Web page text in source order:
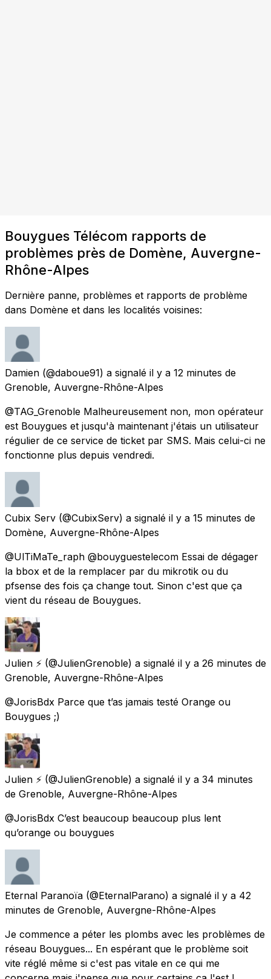
Bouygues Télécom rapports de
problèmes près de Domène, Auvergne-
Rhône-Alpes
Dernière panne, problèmes et rapports de problème
dans Domène et dans les localités voisines:
Damien (@daboue91) a signalé il y a 12 minutes de
Grenoble, Auvergne-Rhône-Alpes
@TAG_Grenoble Malheureusement non, mon opérateur
est Bouygues et jusqu'à maintenant j'étais un utilisateur
régulier de ce service de ticket par SMS. Mais celui-ci ne
fonctionne plus depuis vendredi.
Cubix Serv (@CubixServ) a signalé il y a 15 minutes de
Domène, Auvergne-Rhône-Alpes
@UlTiMaTe_raph @bouyguestelecom Essai de dégager
la bbox et de la remplacer par du mikrotik ou du
pfsense des fois ça change tout. Sinon c'est que ça
vient du réseau de Bouygues.
Julien ⚡️ (@JulienGrenoble) a signalé il y a 26 minutes de
Grenoble, Auvergne-Rhône-Alpes
@JorisBdx Parce que t’as jamais testé Orange ou
Bouygues ;)
Julien ⚡️ (@JulienGrenoble) a signalé il y a 34 minutes
de Grenoble, Auvergne-Rhône-Alpes
@JorisBdx C’est beaucoup beaucoup plus lent
qu’orange ou bouygues
Eternal Paranoïa (@EternalParano) a signalé il y a 42
minutes de Grenoble, Auvergne-Rhône-Alpes
Je commence a péter les plombs avec les problèmes de
réseau Bouygues... En espérant que le problème soit
vite réglé même si c'est pas vitale en ce qui me